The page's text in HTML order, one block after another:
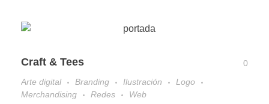
Craft & Tees
0
Arte digital
Branding Ilustración
Logo
Merchandising
Redes Web